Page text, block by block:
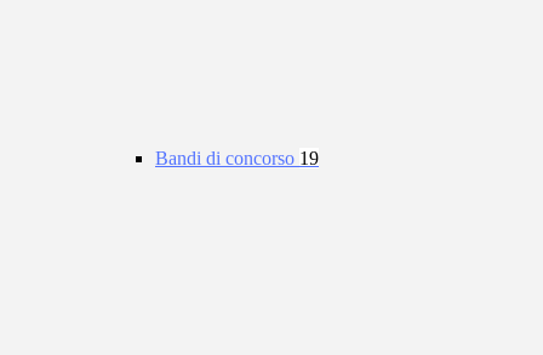
Bandi di concorso 19